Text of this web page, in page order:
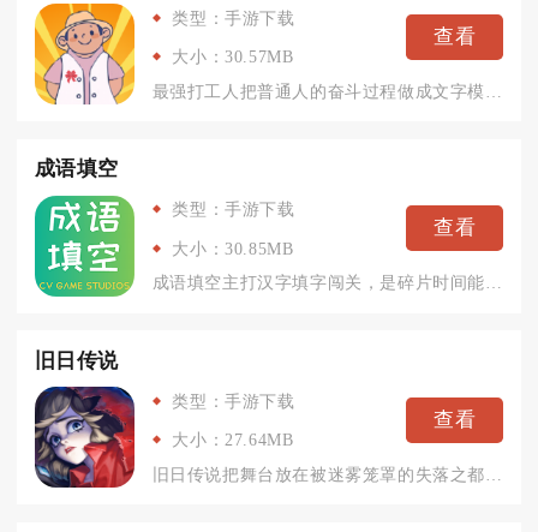
类型：手游下载
大小：30.57MB
查看
成语填空
类型：手游下载
大小：30.85MB
查看
成语填空主打汉字填字闯关，是碎片时间能随时打开的文字休闲手游...
旧日传说
类型：手游下载
大小：27.64MB
查看